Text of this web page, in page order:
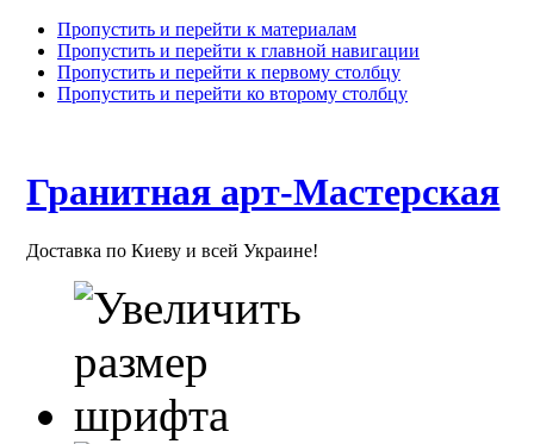
Пропустить и перейти к материалам
Пропустить и перейти к главной навигации
Пропустить и перейти к первому столбцу
Пропустить и перейти ко второму столбцу
Гранитная арт-Мастерская
Доставка по Киеву и всей Украине!